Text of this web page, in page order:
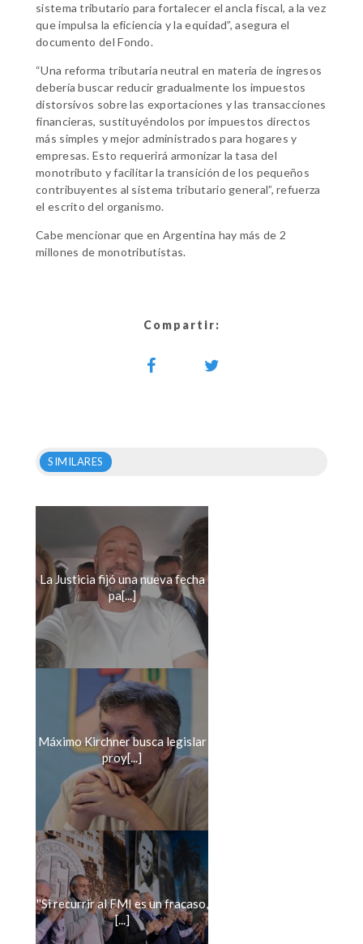
sistema tributario para fortalecer el ancla fiscal, a la vez
que impulsa la eficiencia y la equidad”, asegura el
documento del Fondo.
“Una reforma tributaria neutral en materia de ingresos
debería buscar reducir gradualmente los impuestos
distorsivos sobre las exportaciones y las transacciones
financieras, sustituyéndolos por impuestos directos
más simples y mejor administrados para hogares y
empresas. Esto requerirá armonizar la tasa del
monotributo y facilitar la transición de los pequeños
contribuyentes al sistema tributario general”, refuerza
el escrito del organismo.
Cabe mencionar que en Argentina hay más de 2
millones de monotributistas.
Compartir:
SIMILARES
La Justicia fijó una nueva fecha
pa[...]
Máximo Kirchner busca legislar
proy[...]
''Si recurrir al FMI es un fracaso,
[...]